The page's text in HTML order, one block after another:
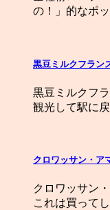
の！」的なポ
黒豆ミルクフラ
黒豆ミルクフ
観光して駅に
クロワッサン・ア
クロワッサン
これは買って